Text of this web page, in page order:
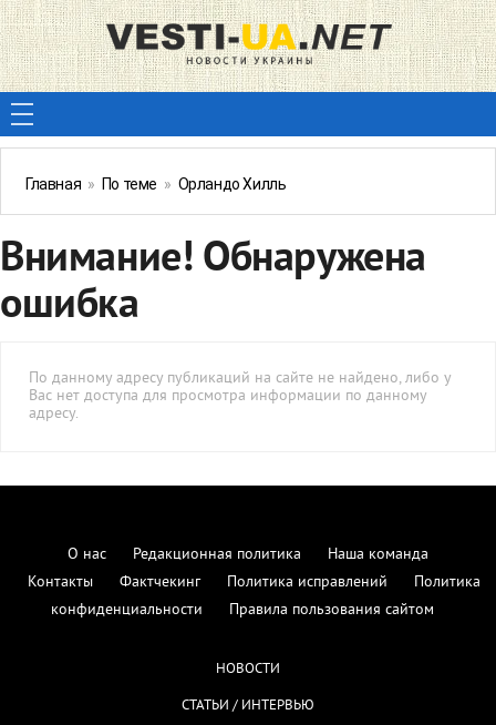
Главная » По теме » Орландо Хилль
Внимание! Обнаружена
ошибка
По данному адресу публикаций на сайте не найдено, либо у
Вас нет доступа для просмотра информации по данному
адресу.
О нас Редакционная политика
Наша команда
Контакты
Фактчекинг Политика исправлений
Политика
конфиденциальности
Правила пользования сайтом
НОВОСТИ
СТАТЬИ / ИНТЕРВЬЮ